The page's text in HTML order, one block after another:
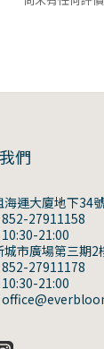
們
海運大廈地下34
27911158
21:00
城市廣場第三期2
27911178
21:00